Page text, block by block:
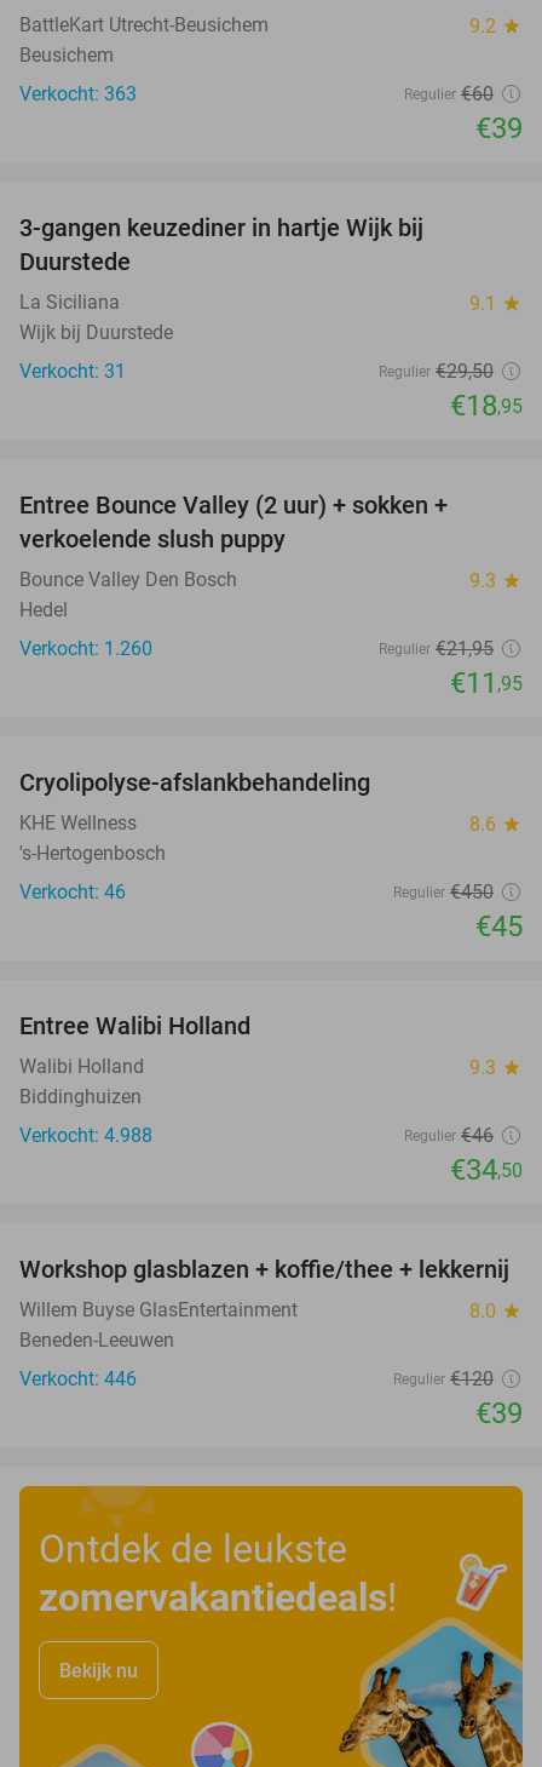
BattleKart Utrecht-Beusichem 9.2 star
Beusichem
Verkocht: 363
Regulier €60
€39
3-gangen keuzediner in hartje Wijk bij
Duurstede
La Siciliana 9.1 star
Wijk bij Duurstede
Verkocht: 31
Regulier €29,50
€18,95
Entree Bounce Valley (2 uur) + sokken +
verkoelende slush puppy
Bounce Valley Den Bosch 9.3 star
Hedel
Verkocht: 1.260
Regulier €21,95
€11 ,95
Cryolipolyse-afslankbehandeling
KHE Wellness 8.6 star
's-Hertogenbosch
Verkocht: 46
Regulier €450
€45
Entree Walibi Holland
Walibi Holland 9.3 star
Biddinghuizen
Verkocht: 4.988
Regulier €46
€34,50
68%
Workshop glasblazen + koffie/thee + lekkernij
Willem Buyse GlasEntertainment 8.0 star
Beneden-Leeuwen
Verkocht: 446
Regulier €120
€39
Ontdek de leukste
zomervakantiedeals!
Bekijk nu